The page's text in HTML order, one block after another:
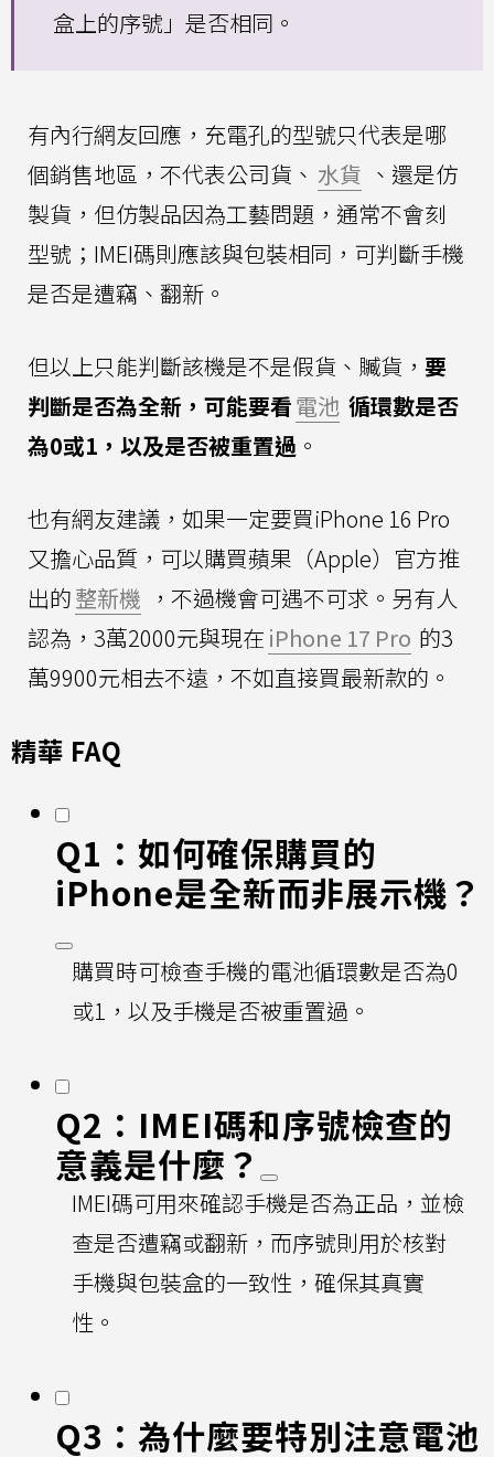
盒上的序號」是否相同。
有內行網友回應，充電孔的型號只代表是哪
個銷售地區，不代表公司貨、 水貨 、還是仿
製貨，但仿製品因為工藝問題，通常不會刻
型號；IMEI碼則應該與包裝相同，可判斷手機
是否是遭竊、翻新。
但以上只能判斷該機是不是假貨、贓貨， 要
判斷是否為全新，可能要看電池 循環數是否
為0或1，以及是否被重置過 。
也有網友建議，如果一定要買iPhone 16 Pro
又擔心品質，可以購買蘋果（Apple）官方推
出的整新機 ，不過機會可遇不可求。另有人
認為，3萬2000元與現在 iPhone 17 Pro 的3
萬9900元相去不遠，不如直接買最新款的。
精華 FAQ
Q1：如何確保購買的
iPhone是全新而非展示機？
購買時可檢查手機的電池循環數是否為0
或1，以及手機是否被重置過。
Q2：IMEI碼和序號檢查的
意義是什麼？
IMEI碼可用來確認手機是否為正品，並檢
查是否遭竊或翻新，而序號則用於核對
手機與包裝盒的一致性，確保其真實
性。
Q3：為什麼要特別注意電池